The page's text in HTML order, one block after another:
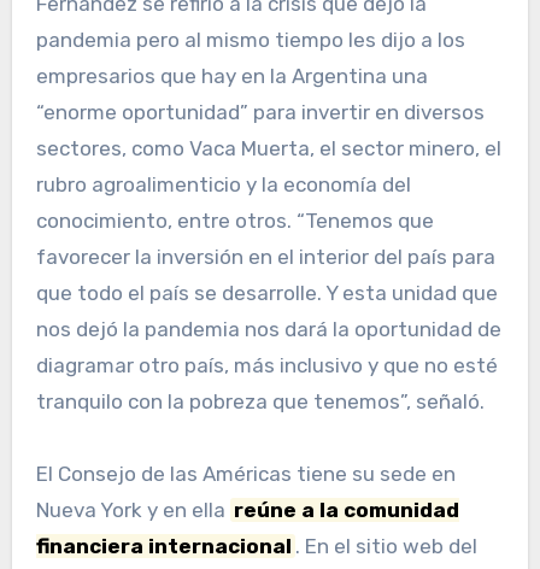
pandemia pero al mismo tiempo les dijo a los
empresarios que hay en la Argentina una
“enorme oportunidad” para invertir en diversos
sectores, como Vaca Muerta, el sector minero, el
rubro agroalimenticio y la economía del
conocimiento, entre otros. “Tenemos que
favorecer la inversión en el interior del país para
que todo el país se desarrolle. Y esta unidad que
nos dejó la pandemia nos dará la oportunidad de
diagramar otro país, más inclusivo y que no esté
tranquilo con la pobreza que tenemos”, señaló.
El Consejo de las Américas tiene su sede en
Nueva York y en ella reúne a la comunidad
financiera internacional . En el sitio web del